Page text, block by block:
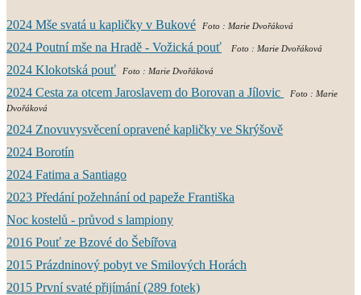
2024 Mše svatá u kapličky v Bukové Foto : Marie Dvořáková
2024 Poutní mše na Hradě - Vožická pouť Foto : Marie Dvořáková
2024 Klokotská pouť Foto : Marie Dvořáková
2024 Cesta za otcem Jaroslavem do Borovan a Jílovic
Foto : Marie
Dvořáková
2024 Znovuvysvěcení opravené kapličky ve Skrýšově
2024 Borotín
2024 Fatima a Santiago
2023 Předání požehnání od papeže Františka
Noc kostelů - průvod s lampiony
2016 Pouť ze Bzové do Šebířova
2015 Prázdninový pobyt ve Smilových Horách
2015 První svaté přijímání (289 fotek)